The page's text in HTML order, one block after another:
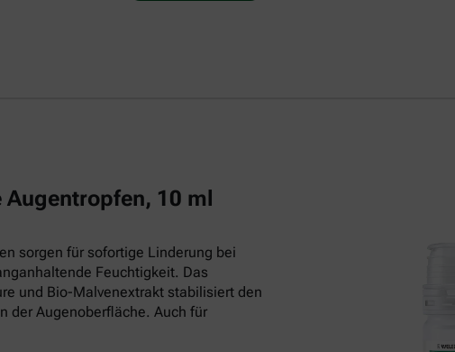
10 ml
sorgen für sofortige Linderung bei
Feuchtigkeit. Das
und Bio-Malvenextrakt stabilisiert den
der Augenoberfläche. Auch für